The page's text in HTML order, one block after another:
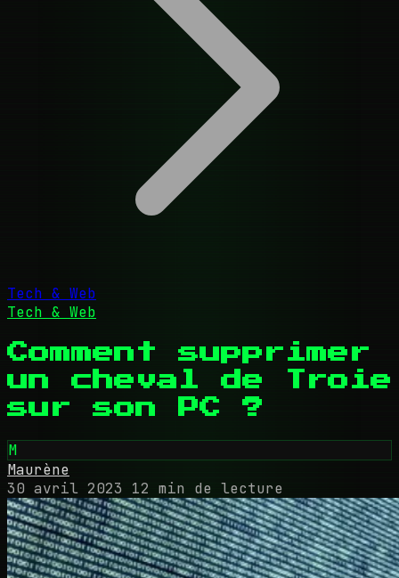
Tech & Web
Tech & Web
Comment supprimer
un cheval de Troie
sur son PC ?
M
Maurène
30 avril 2023
12 min de lecture